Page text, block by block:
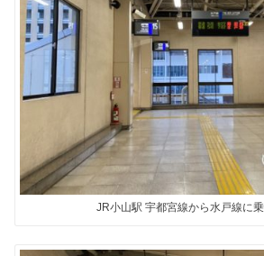
JR小山駅 宇都宮線から水戸線に乗